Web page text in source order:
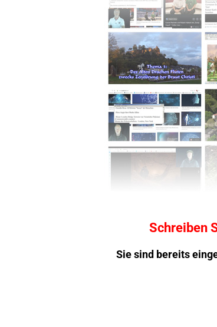
Schreiben
Sie sind bereits